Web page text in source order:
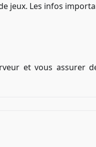
jeux. Les infos
et vous assurer